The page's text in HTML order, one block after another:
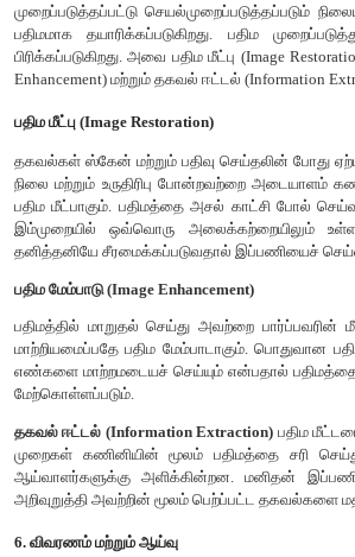
4. உணர்விகளின் ஆற்றலை பதிவுசெய்தல்
புவியினால் திருப்பி அனுப்பப்பட்ட
கதிர்வீச்சுகளையும் பதிவு செய்யும்
தரவுகளையும் தெளிவாக
அடிப்படையால் உணர்வியானது உயிர்ப்புள்ள
ற்ற உணர்வி (Passive Sensor) என
பிரதிபலிக்கப்பட்ட சக்தியை
நிறமாலையின் நுண்ணலை பகுதியில்
மில்லி மீட்டருக்கும் அதிகம்.
5. செலுத்துதல், ஏற்றல் மற்றும்